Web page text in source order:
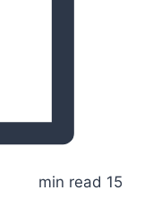
15 min read